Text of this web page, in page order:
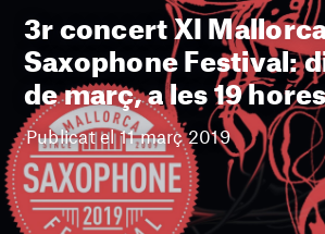
3r concert XI
Saxophone Festival:
de març, a les 19
Publicat el 11 març 2019